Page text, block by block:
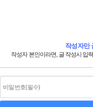
작성자만
작성자 본인이라면, 글 작성시 입